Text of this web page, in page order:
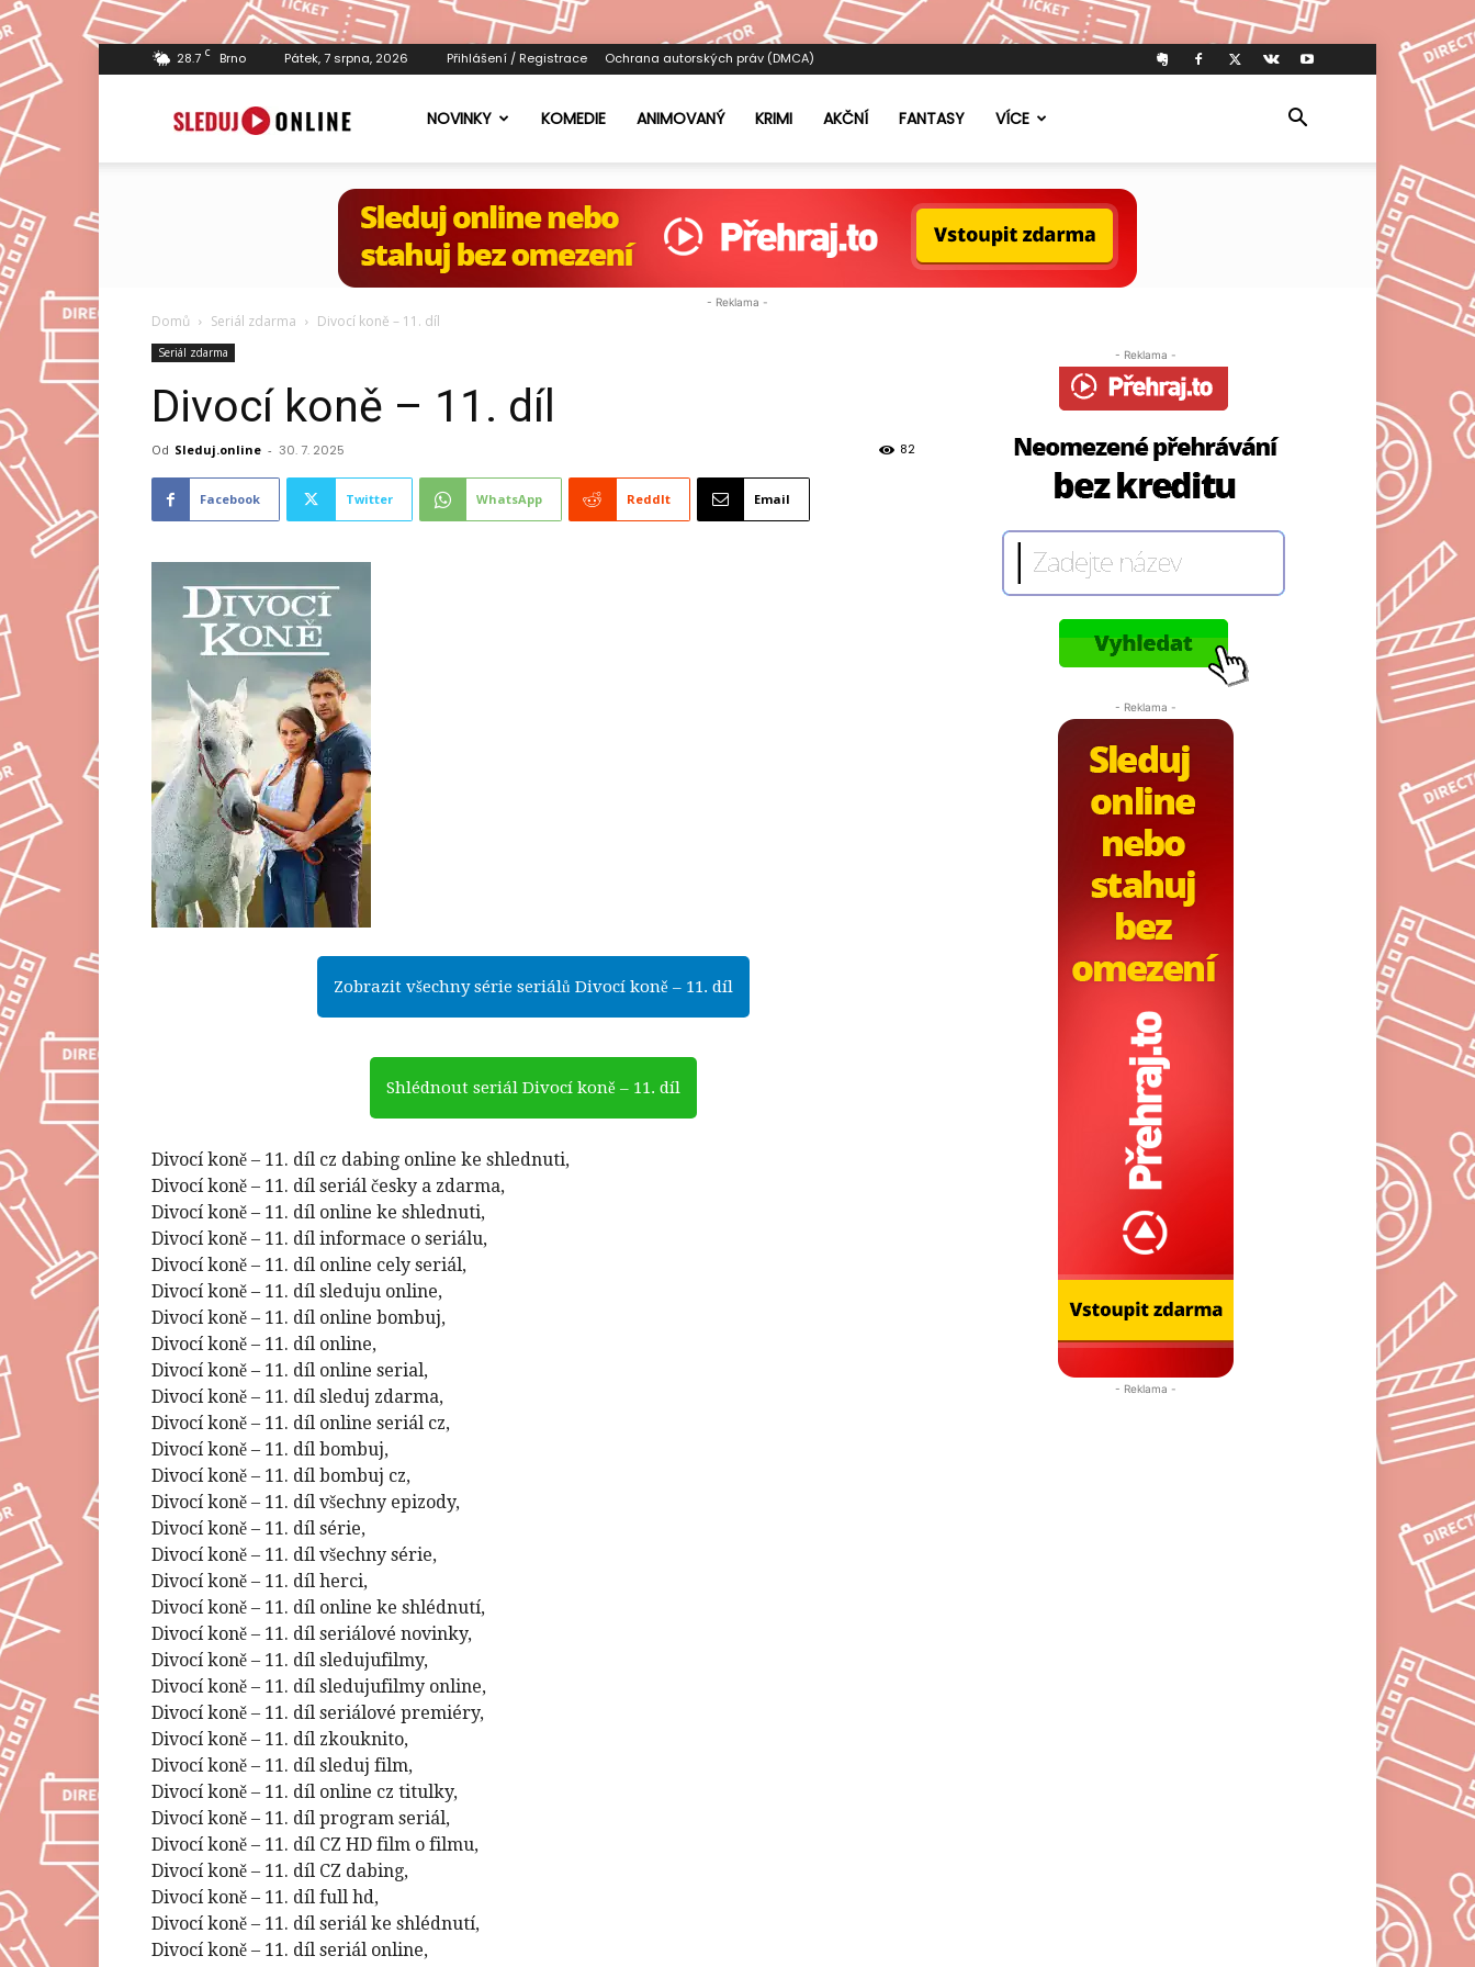
28.7 C Brno Pátek, 7 srpna, 2026 Přihlášení / Registrace Ochrana autorských práv (DMCA)
Sleduj.onlineNOVINKY KOMEDIE ANIMOVANÝ KRIMI AKČNÍ FANTASY VÍCE
- Reklama -
Domů Seriál zdarma Divocí koně – 11. díl
Seriál zdarma
Divocí koně – 11. díl
Od Sleduj.online - 30. 7. 2025 82
Facebook Twitter WhatsApp ReddIt Email
Zobrazit všechny série seriálů Divocí koně – 11. díl
Shlédnout seriál Divocí koně – 11. díl
Divocí koně – 11. díl cz dabing online ke shlednuti,
Divocí koně – 11. díl seriál česky a zdarma,
Divocí koně – 11. díl online ke shlednuti,
Divocí koně – 11. díl informace o seriálu,
Divocí koně – 11. díl online cely seriál,
Divocí koně – 11. díl sleduju online,
Divocí koně – 11. díl online bombuj,
Divocí koně – 11. díl online,
Divocí koně – 11. díl online serial,
Divocí koně – 11. díl sleduj zdarma,
Divocí koně – 11. díl online seriál cz,
Divocí koně – 11. díl bombuj,
Divocí koně – 11. díl bombuj cz,
Divocí koně – 11. díl všechny epizody,
Divocí koně – 11. díl série,
Divocí koně – 11. díl všechny série,
Divocí koně – 11. díl herci,
Divocí koně – 11. díl online ke shlédnutí,
Divocí koně – 11. díl seriálové novinky,
Divocí koně – 11. díl sledujufilmy,
Divocí koně – 11. díl sledujufilmy online,
Divocí koně – 11. díl seriálové premiéry,
Divocí koně – 11. díl zkouknito,
Divocí koně – 11. díl sleduj film,
Divocí koně – 11. díl online cz titulky,
Divocí koně – 11. díl program seriál,
Divocí koně – 11. díl CZ HD film o filmu,
Divocí koně – 11. díl CZ dabing,
Divocí koně – 11. díl full hd,
Divocí koně – 11. díl seriál ke shlédnutí,
Divocí koně – 11. díl seriál online,
- Reklama -
- Reklama -
- Reklama -